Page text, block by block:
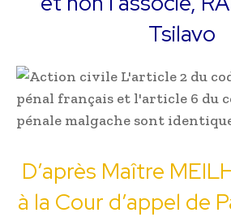
Tsilavo
D’après Maître
à la Cour d’appel de